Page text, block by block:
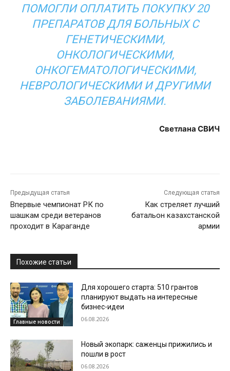
ПОМОГЛИ ОПЛАТИТЬ ПОКУПКУ 20
ПРЕПАРАТОВ ДЛЯ БОЛЬНЫХ С
ГЕНЕТИЧЕСКИМИ,
OНКОЛОГИЧЕСКИМИ,
OНКОГЕМАТОЛОГИЧЕСКИМИ,
НЕВРOЛОГИЧЕСКИМИ И ДРУГИМИ
ЗАБОЛЕВАНИЯМИ.
Светлана СВИЧ
Предыдущая статья
Впервые чемпионат РК по
шашкам среди ветеранов
проходит в Караганде
Следующая статья
Как стреляет лучший
батальон казахстанской
армии
Похожие статьи
Главные новости
Для хорошего старта: 510 грантов
планируют выдать на интересные
бизнес-идеи
06.08.2026
Новый экопарк: саженцы прижились и
пошли в рост
06.08.2026